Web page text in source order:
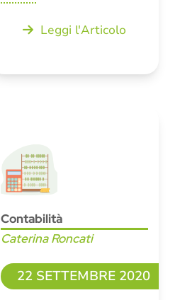
Leggi l'Articolo
Contabilità
Caterina Roncati
22 SETTEMBRE 2020